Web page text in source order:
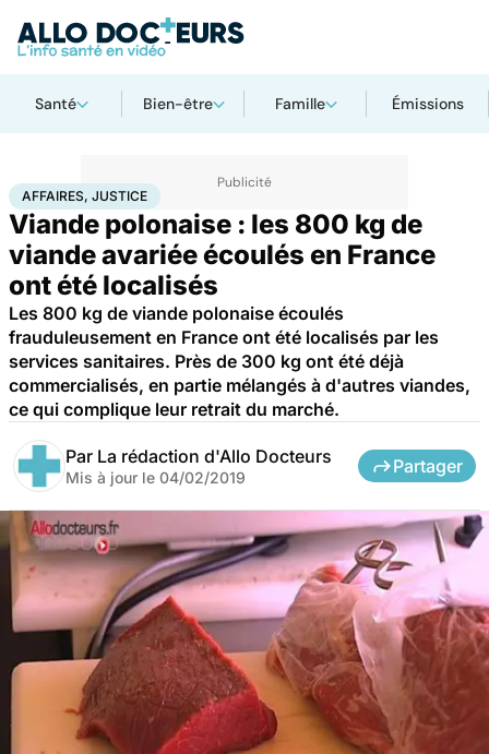
Santé Bien-être Famille Émissions
AccueilSantéSociétéJustice Affaires, justice
AFFAIRES, JUSTICE
Viande polonaise : les 800 kg de
viande avariée écoulés en France
ont été localisés
Les 800 kg de viande polonaise écoulés
frauduleusement en France ont été localisés par les
services sanitaires. Près de 300 kg ont été déjà
commercialisés, en partie mélangés à d'autres viandes,
ce qui complique leur retrait du marché.
Par La rédaction d'Allo Docteurs
Mis à jour le 04/02/2019
Partager